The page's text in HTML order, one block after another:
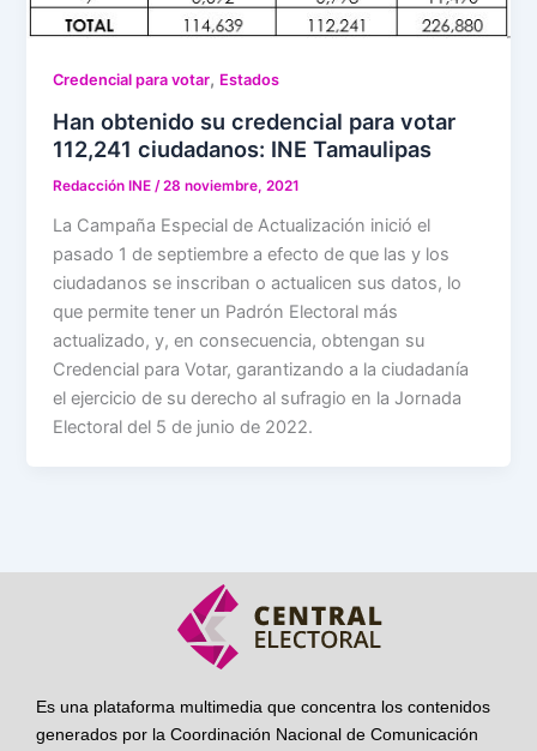
Credencial para votar, Estados
Han obtenido su credencial para votar
112,241 ciudadanos: INE Tamaulipas
Redacción INE /28 noviembre, 2021
La Campaña Especial de Actualización inició el
pasado 1 de septiembre a efecto de que las y los
ciudadanos se inscriban o actualicen sus datos, lo
que permite tener un Padrón Electoral más
actualizado, y, en consecuencia, obtengan su
Credencial para Votar, garantizando a la ciudadanía
el ejercicio de su derecho al sufragio en la Jornada
Electoral del 5 de junio de 2022.
Es una plataforma multimedia que concentra los contenidos
generados por la Coordinación Nacional de Comunicación